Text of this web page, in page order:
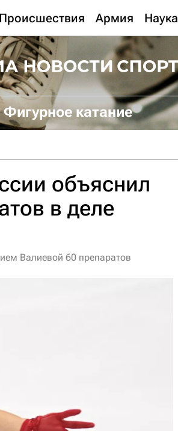
Происшествия Армия Наука
Фигурное катание
объяснил
в деле
Валиевой 60 препаратов